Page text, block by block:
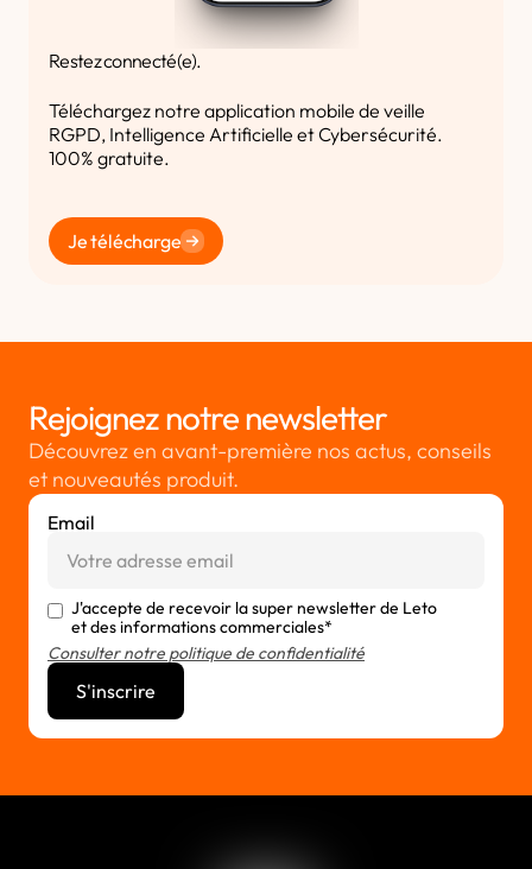
Restez connecté(e).
Téléchargez notre application mobile de veille
RGPD, Intelligence Artificielle et Cybersécurité.
100% gratuite.
Je télécharge
Rejoignez notre newsletter
Découvrez en avant-première nos actus, conseils
et nouveautés produit.
Email
J'accepte de recevoir la super newsletter de Leto
et des informations commerciales*
Consulter notre politique de confidentialité